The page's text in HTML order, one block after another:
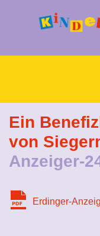
Ein
von
Anzeiger-
Erdinger-